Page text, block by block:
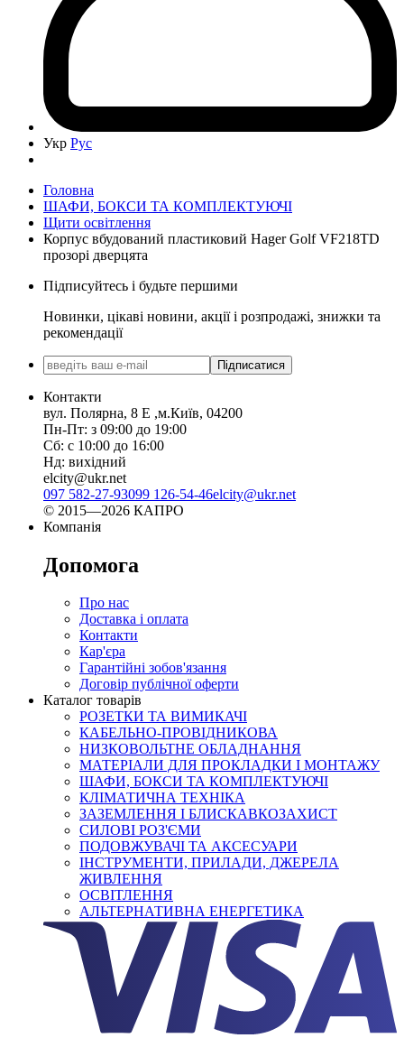
Укр Рус
Головна
ШАФИ, БОКСИ ТА КОМПЛЕКТУЮЧІ
Щити освітлення
Корпус вбудований пластиковий Hager Golf VF218TD
прозорі дверцята
Підписуйтесь і будьте першими
Новинки, цікаві новини, акції і розпродажі, знижки та
рекомендації
Підписатися
Контакти
вул. Полярна, 8 Е ,м.Київ, 04200
Пн-Пт: з 09:00 до 19:00
Сб: с 10:00 до 16:00
Нд: вихідний
elcity@ukr.net
097 582-27-93099 126-54-46elcity@ukr.net
© 2015—2026 КАПРО
Компанія
Допомога
Про нас
Доставка і оплата
Контакти
Кар'єра
Гарантійні зобов'язання
Договір публічної оферти
Каталог товарів
РОЗЕТКИ ТА ВИМИКАЧІ
КАБЕЛЬНО-ПРОВІДНИКОВА
НИЗКОВОЛЬТНЕ ОБЛАДНАННЯ
МАТЕРІАЛИ ДЛЯ ПРОКЛАДКИ І МОНТАЖУ
ШАФИ, БОКСИ ТА КОМПЛЕКТУЮЧІ
КЛІМАТИЧНА ТЕХНІКА
ЗАЗЕМЛЕННЯ І БЛИСКАВКОЗАХИСТ
СИЛОВІ РОЗ'ЄМИ
ПОДОВЖУВАЧІ ТА АКСЕСУАРИ
ІНСТРУМЕНТИ, ПРИЛАДИ, ДЖЕРЕЛА
ЖИВЛЕННЯ
ОСВІТЛЕННЯ
АЛЬТЕРНАТИВНА ЕНЕРГЕТИКА